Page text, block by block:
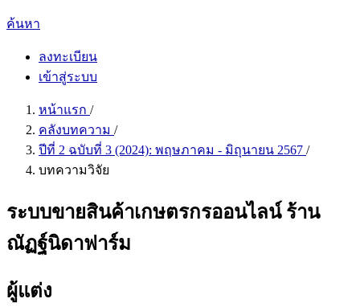
ค้นหา
ลงทะเบียน
เข้าสู่ระบบ
หน้าแรก /
คลังบทความ /
ปีที่ 2 ฉบับที่ 3 (2024): พฤษภาคม - มิถุนายน 2567 /
บทความวิจัย
ระบบขายสินค้าเกษตรกรออนไลน์ ร้าน
ณัฏฐ์นิดาฟาร์ม
ผู้แต่ง